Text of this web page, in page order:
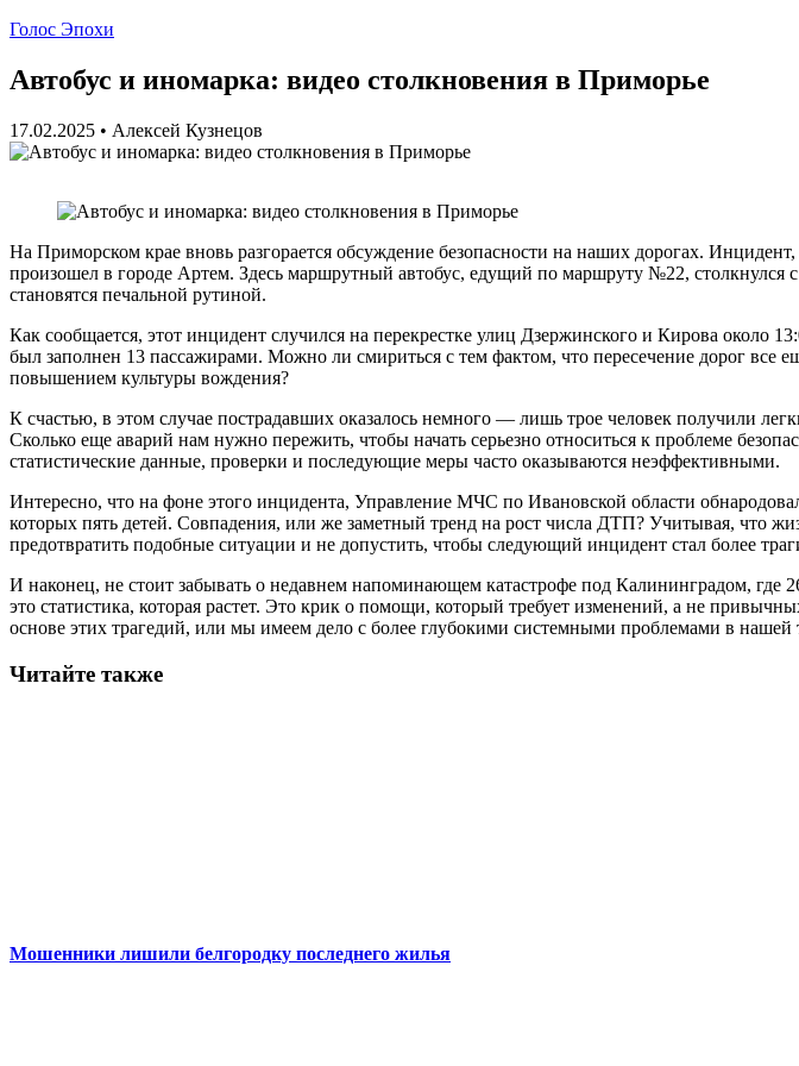
Голос Эпохи
Автобус и иномарка: видео столкновения в Приморье
17.02.2025 • Алексей Кузнецов
На Приморском крае вновь разгорается обсуждение безопасности на наших дорогах.
произошел в городе Артем. Здесь маршрутный автобус, едущий по маршруту №22,
становятся печальной рутиной.
Как сообщается, этот инцидент случился на перекрестке улиц Дзержинского и Кирова около
был заполнен 13 пассажирами. Можно ли смириться с тем фактом, что пересечение дорог все
повышением культуры вождения?
К счастью, в этом случае пострадавших оказалось немного — лишь трое человек получили
Сколько еще аварий нам нужно пережить, чтобы начать серьезно относиться к проблеме
статистические данные, проверки и последующие меры часто оказываются неэффективными.
Интересно, что на фоне этого инцидента, Управление МЧС по Ивановской области
которых пять детей. Совпадения, или же заметный тренд на рост числа ДТП? Учитывая, что
предотвратить подобные ситуации и не допустить, чтобы следующий инцидент стал более
И наконец, не стоит забывать о недавнем напоминающем катастрофе под Калининградом,
это статистика, которая растет. Это крик о помощи, который требует изменений, а не
основе этих трагедий, или мы имеем дело с более глубокими системными проблемами в нашей
Читайте также
Мошенники лишили белгородку последнего жилья